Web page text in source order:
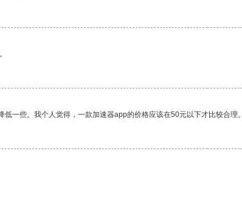
一些。我个人觉得，一款加速器app的价格应该在50元以下才比较合理。